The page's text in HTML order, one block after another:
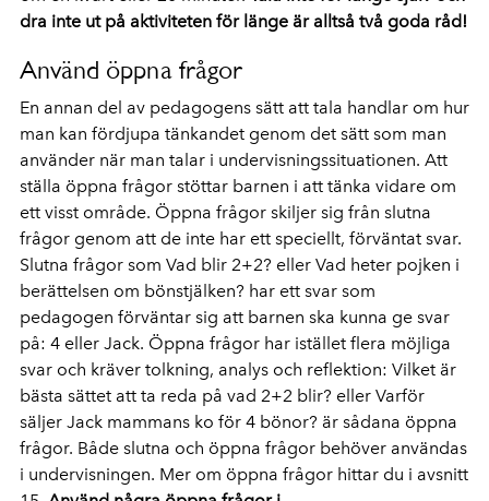
dra inte ut på aktiviteten för länge är alltså två goda råd!
Använd öppna frågor
En annan del av pedagogens sätt att tala handlar om hur
man kan fördjupa tänkandet genom det sätt som man
använder när man talar i undervisningssituationen. Att
ställa öppna frågor stöttar barnen i att tänka vidare om
ett visst område. Öppna frågor skiljer sig från slutna
frågor genom att de inte har ett speciellt, förväntat svar.
Slutna frågor som Vad blir 2+2? eller Vad heter pojken i
berättelsen om bönstjälken? har ett svar som
pedagogen förväntar sig att barnen ska kunna ge svar
på: 4 eller Jack. Öppna frågor har istället flera möjliga
svar och kräver tolkning, analys och reflektion: Vilket är
bästa sättet att ta reda på vad 2+2 blir? eller Varför
säljer Jack mammans ko för 4 bönor? är sådana öppna
frågor. Både slutna och öppna frågor behöver användas
i undervisningen. Mer om öppna frågor hittar du i avsnitt